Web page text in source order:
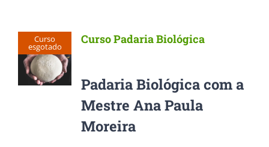
Curso
esgotado
Curso Padaria Biológica
Padaria Biológica com a
Mestre Ana Paula
Moreira